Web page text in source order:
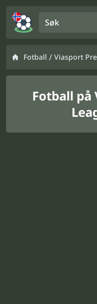
Fotball / Viasport
Fotball på